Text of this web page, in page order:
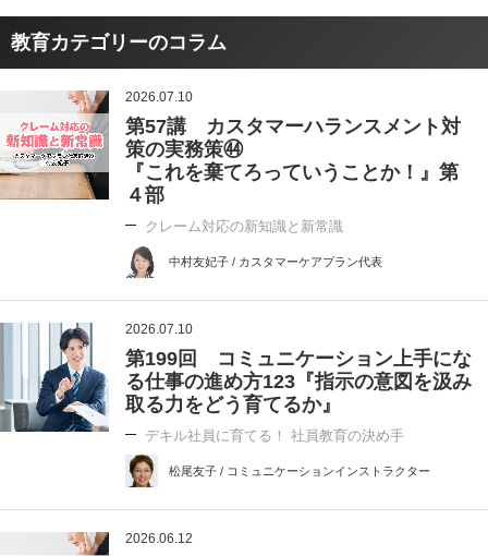
教育カテゴリーのコラム
2026.07.10
第57講 カスタマーハランスメント対
策の実務策㊹
『これを棄てろっていうことか！』第
４部
クレーム対応の新知識と新常識
中村友妃子 / カスタマーケアプラン代表
2026.07.10
第199回 コミュニケーション上手にな
る仕事の進め方123『指示の意図を汲み
取る力をどう育てるか』
デキル社員に育てる！ 社員教育の決め手
松尾友子 / コミュニケーションインストラクター
2026.06.12